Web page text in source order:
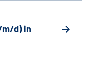
d) in